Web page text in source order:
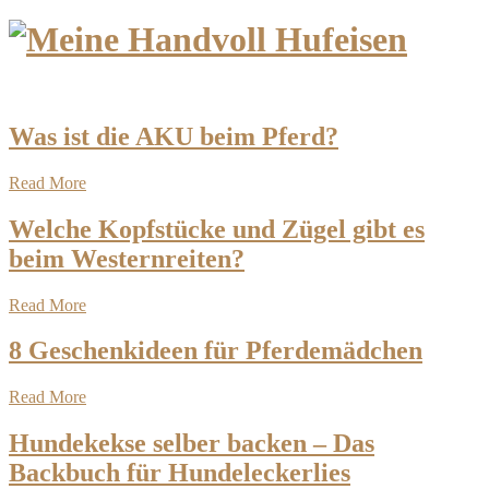
Was ist die AKU beim Pferd?
Read More
Welche Kopfstücke und Zügel gibt es
beim Westernreiten?
Read More
8 Geschenkideen für Pferdemädchen
Read More
Hundekekse selber backen – Das
Backbuch für Hundeleckerlies